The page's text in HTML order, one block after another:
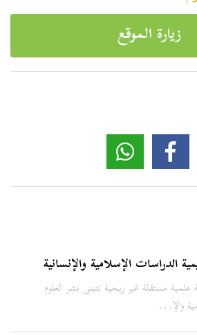
زيارة الموقع
الدراسات الإسلامية والإنسانية
مستقلة غير ربحية تتبنى نشر العلوم
والإ...